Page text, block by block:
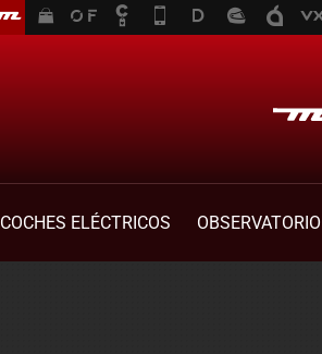
COCHES ELÉCTRICOS OBSERVATORIO